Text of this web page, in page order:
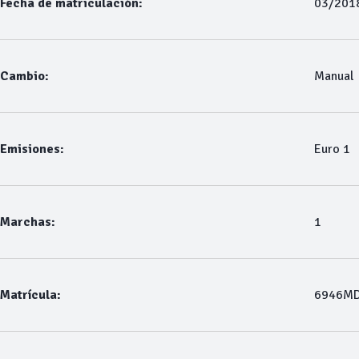
Fecha de matriculación: 03/
Cambio: Manual
Emisiones: Euro 1
Marchas: 1
Matrícula: